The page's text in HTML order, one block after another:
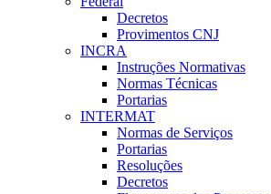
Decretos
Provimentos CNJ
INCRA
Instruções Normativas
Normas Técnicas
Portarias
INTERMAT
Normas de Serviços
Portarias
Resoluções
Decretos